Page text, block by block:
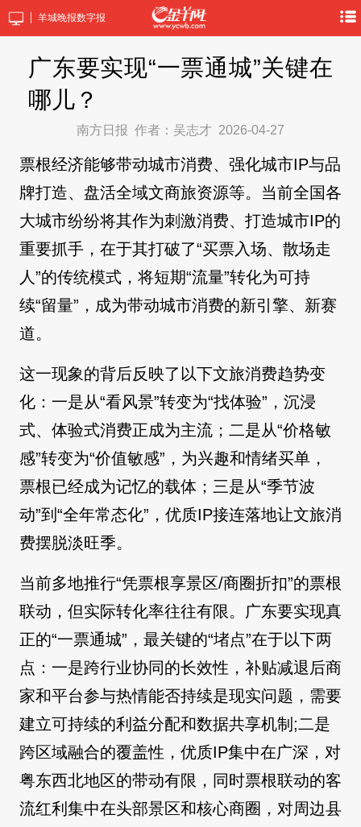
羊城晚报数字报
广东要实现“一票通城”关键在
哪儿？
南方日报 作者：吴志才 2026-04-27
票根经济能够带动城市消费、强化城市IP与品
牌打造、盘活全域文商旅资源等。当前全国各
大城市纷纷将其作为刺激消费、打造城市IP的
重要抓手，在于其打破了“买票入场、散场走
人”的传统模式，将短期“流量”转化为可持
续“留量”，成为带动城市消费的新引擎、新赛
道。
这一现象的背后反映了以下文旅消费趋势变
化：一是从“看风景”转变为“找体验”，沉浸
式、体验式消费正成为主流；二是从“价格敏
感”转变为“价值敏感”，为兴趣和情绪买单，
票根已经成为记忆的载体；三是从“季节波
动”到“全年常态化”，优质IP接连落地让文旅消
费摆脱淡旺季。
当前多地推行“凭票根享景区/商圈折扣”的票根
联动，但实际转化率往往有限。广东要实现真
正的“一票通城”，最关键的“堵点”在于以下两
点：一是跨行业协同的长效性，补贴减退后商
家和平台参与热情能否持续是现实问题，需要
建立可持续的利益分配和数据共享机制;二是
跨区域融合的覆盖性，优质IP集中在广深，对
粤东西北地区的带动有限，同时票根联动的客
流红利集中在头部景区和核心商圈，对周边县